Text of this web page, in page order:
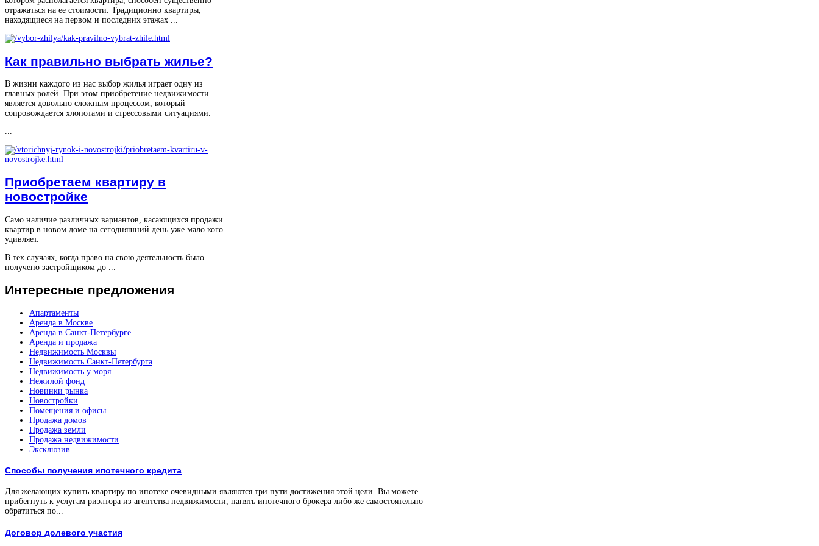
отражаться на ее стоимости. Традиционно квартиры,
находящиеся на первом и последних этажах ...
Как правильно выбрать жилье?
В жизни каждого из нас выбор жилья играет одну из
главных ролей. При этом приобретение недвижимости
является довольно сложным процессом, который
сопровождается хлопотами и стрессовыми ситуациями.
...
Приобретаем квартиру в
новостройке
Само наличие различных вариантов, касающихся продажи
квартир в новом доме на сегодняшний день уже мало кого
удивляет.
В тех случаях, когда право на свою деятельность было
получено застройщиком до ...
Интересные предложения
Апартаменты
Аренда в Москве
Аренда в Санкт-Петербурге
Аренда и продажа
Недвижимость Москвы
Недвижимость Санкт-Петербурга
Недвижимость у моря
Нежилой фонд
Новинки рынка
Новостройки
Помещения и офисы
Продажа домов
Продажа земли
Продажа недвижимости
Эксклюзив
Способы получения ипотечного кредита
Для желающих купить квартиру по ипотеке очевидными являются три пути достижения этой цели. Вы можете
прибегнуть к услугам риэлтора из агентства недвижимости, нанять ипотечного брокера либо же самостоятельно
обратиться по...
Договор долевого участия